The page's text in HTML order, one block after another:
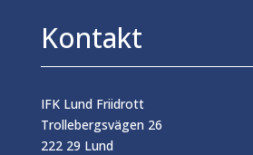
Kontakt
IFK Lund Friidrott
Trollebergsvägen 26
222 29 Lund